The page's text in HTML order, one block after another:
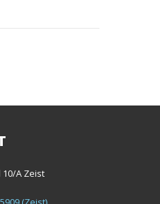
A Zeist